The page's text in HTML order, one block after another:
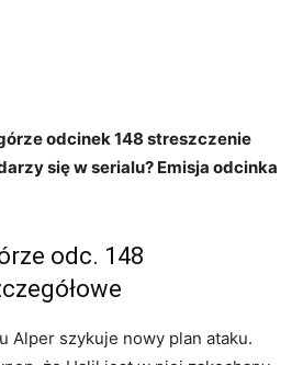
odcinek 148 streszczenie
się w serialu? Emisja odcinka
odc. 148
Alper szykuje nowy plan ataku.